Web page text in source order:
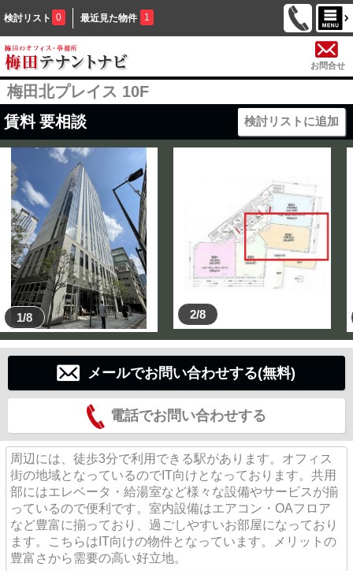
検討リスト 0 最近見た物件 1
お問合せ
梅田北プレイス 10F
賃料 要相談 検討リストに追加
1/8 2/8
メールでお問い合わせする(無料)
電話でお問い合わせする
周辺には、徒歩3分で利用できる駅があります。オフィス
街の地域となっているのでIT向けとなっております。共用
部にはエレベータ・給湯室など様々な設備やサービスが揃
っているので便利です。室内設備はエアコン・OAフロア
など豊富に揃っており、過ごしやすいお部屋になっており
ます。こちらはIT向けの物件となっています。メリットの
豊富さから需要の高い好立地。